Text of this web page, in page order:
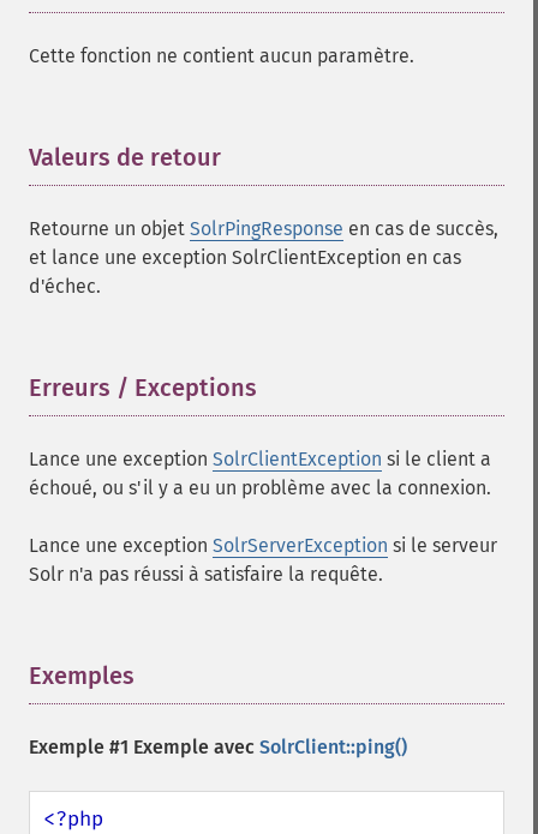
Cette fonction ne contient aucun paramètre.
Valeurs de retour
Retourne un objet SolrPingResponse en cas de succès,
et lance une exception SolrClientException en cas
d'échec.
Erreurs / Exceptions
Lance une exception SolrClientException si le client a
échoué, ou s'il y a eu un problème avec la connexion.
Lance une exception SolrServerException si le serveur
Solr n'a pas réussi à satisfaire la requête.
Exemples
Exemple #1 Exemple avec SolrClient::ping()
<?php